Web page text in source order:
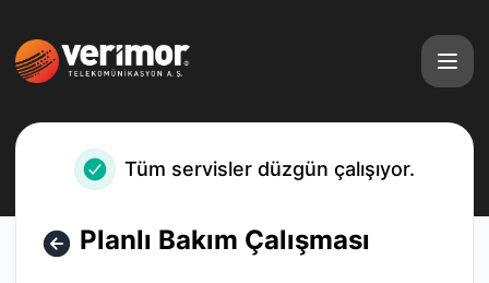
Tüm servisler düzgün çalışıyor.
Planlı Bakım Çalışması